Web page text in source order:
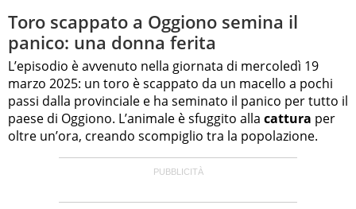
Toro scappato a Oggiono semina il
panico: una donna ferita
L’episodio è avvenuto nella giornata di mercoledì 19
marzo 2025: un toro è scappato da un macello a pochi
passi dalla provinciale e ha seminato il panico per tutto il
paese di Oggiono. L’animale è sfuggito alla cattura per
oltre un’ora, creando scompiglio tra la popolazione.